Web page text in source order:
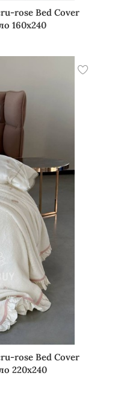
rose Bed Cover
160х240
rose Bed Cover
220х240